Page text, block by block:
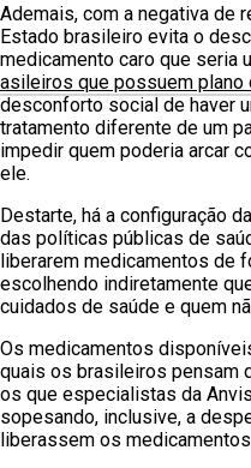
Ademais, com a negativa de
Estado brasileiro evita o
medicamento caro que seria
asileiros que possuem plano
desconforto social de haver
tratamento diferente de um
impedir quem poderia arcar
ele.
Destarte, há a configuração
das políticas públicas de
liberarem medicamentos de
escolhendo indiretamente
cuidados de saúde e quem
Os medicamentos
quais os brasileiros pensam
os que especialistas da
sopesando, inclusive, a
liberassem os